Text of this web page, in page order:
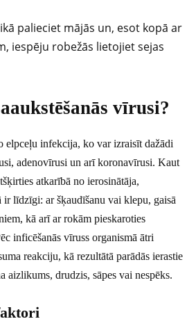
palieciet mājās un, esot kopā ar
iespēju robežās lietojiet sejas
vīrusi?
elpceļu infekcija, ko var izraisīt dažādi
adenovīrusi un arī koronavīrusi. Kaut
atkarībā no ierosinātāja,
ir līdzīgi: ar šķaudīšanu vai klepu, gaisā
kā arī ar rokām pieskaroties
inficēšanās vīruss organismā ātri
reakciju, kā rezultātā parādās ierastie
aizlikums, drudzis, sāpes vai nespēks.